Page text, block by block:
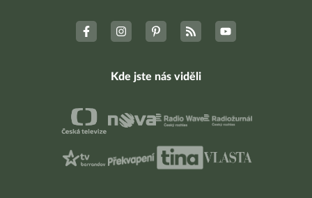
Kde jste nás viděli